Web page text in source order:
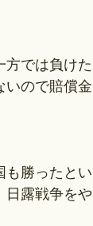
方では負けた
いので賠償金
も勝ったとい
日露戦争をや